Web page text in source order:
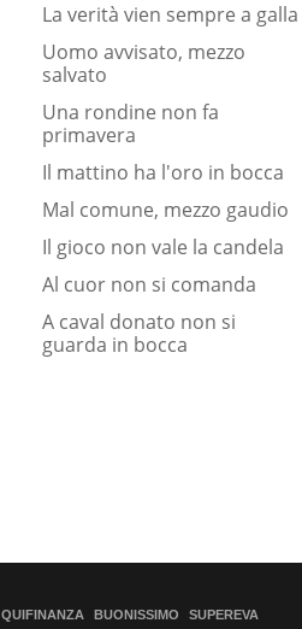
La verità vien sempre a galla
Uomo avvisato, mezzo
salvato
Una rondine non fa
primavera
Il mattino ha l'oro in bocca
Mal comune, mezzo gaudio
Il gioco non vale la candela
Al cuor non si comanda
A caval donato non si
guarda in bocca
QUIFINANZA BUONISSIMO SUPEREVA